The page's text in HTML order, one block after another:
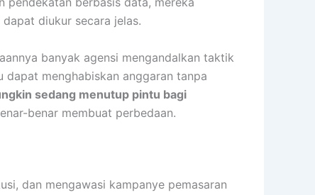
diukur secara jelas.
banyak agensi mengandalkan taktik
menghabiskan anggaran tanpa
sedang menutup pintu bagi
benar membuat perbedaan.
dan mengawasi kampanye pemasaran